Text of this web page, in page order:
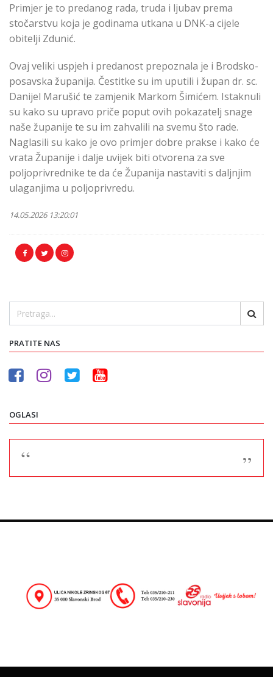
Primjer je to predanog rada, truda i ljubav prema
stočarstvu koja je godinama utkana u DNK-a cijele
obitelji Zdunić.
Ovaj veliki uspjeh i predanost prepoznala je i Brodsko-
posavska županija. Čestitke su im uputili i župan dr. sc.
Danijel Marušić te zamjenik Markom Šimićem. Istaknuli
su kako su upravo priče poput ovih pokazatelj snage
naše županije te su im zahvalili na svemu što rade.
Naglasili su kako je ovo primjer dobre prakse i kako će
vrata Županije i dalje uvijek biti otvorena za sve
poljoprivrednike te da će Županija nastaviti s daljnjim
ulaganjima u poljoprivredu.
14.05.2026 13:20:01
PRATITE NAS
OGLASI